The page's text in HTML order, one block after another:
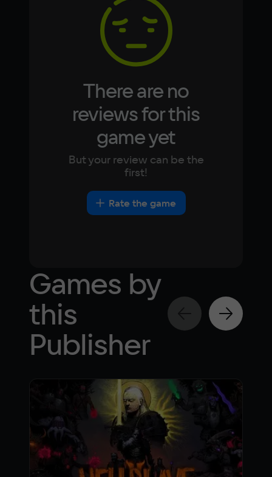
совместимая c DirectX
Japanese
There are no
reviews for this
game yet
But your review can be the
first!
Rate the game
Games by
this
Publisher